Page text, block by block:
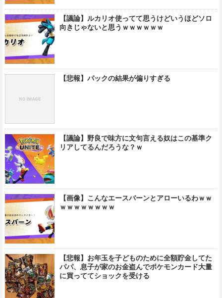
【議論】ルカリオ使ってて思うけどいうほどソロ
向きじゃないと思うｗｗｗｗｗｗ
【悲報】パックの結果が偏りすぎる
【議論】野良で味方に文句言える奴はこの基準ク
リアしてるんだろうな？ｗ
【画像】こんなエースバーンとアローいるわｗｗ
ｗｗｗｗｗｗｗｗ
【悲報】お年玉を子どものために全額貯金してた
パパ、息子が家のお金盗んでポケモンカード大量
に買っててショックを受ける